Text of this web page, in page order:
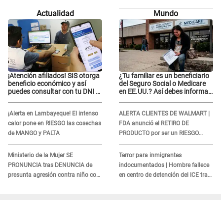
Actualidad
¡Atención afiliados! SIS otorga
beneficio económico y así
puedes consultar con tu DNI si
¡Alerta en Lambayeque! El intenso
calor pone en RIESGO las cosechas
de MANGO y PALTA
Ministerio de la Mujer SE
PRONUNCIA tras DENUNCIA de
presunta agresión contra niño con
autismo en Surco
Mundo
¿Tu familiar es un beneficiario
del Seguro Social o Medicare
en EE.UU.? Así debes informar
ALERTA CLIENTES DE WALMART |
FDA anunció el RETIRO DE
PRODUCTO por ser un RIESGO
MORTAL para consumidores: ¿Cuál
es?
Terror para inmigrantes
indocumentados | Hombre fallece
en centro de detención del ICE tras
sufrir una "emergencia médica"